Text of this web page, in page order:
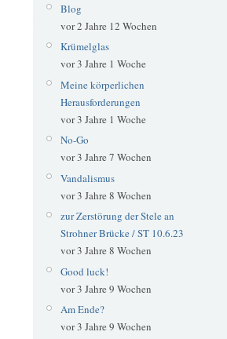
Blog
vor 2 Jahre 12 Wochen
Krümelglas
vor 3 Jahre 1 Woche
Meine körperlichen
Herausforderungen
vor 3 Jahre 1 Woche
No-Go
vor 3 Jahre 7 Wochen
Vandalismus
vor 3 Jahre 8 Wochen
zur Zerstörung der Stele an
Strohner Brücke / ST 10.6.23
vor 3 Jahre 8 Wochen
Good luck!
vor 3 Jahre 9 Wochen
Am Ende?
vor 3 Jahre 9 Wochen